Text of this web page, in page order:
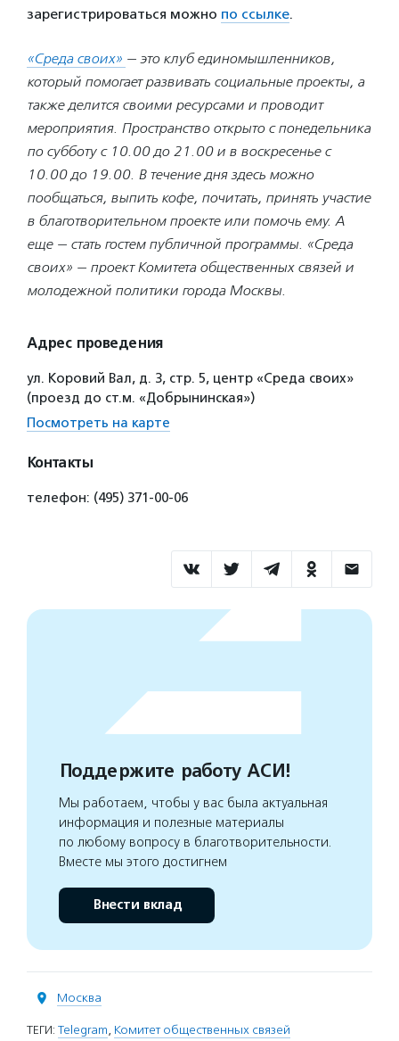
зарегистрироваться можно по ссылке.
«Среда своих» — это клуб единомышленников,
который помогает развивать социальные проекты, а
также делится своими ресурсами и проводит
мероприятия. Пространство открыто с понедельника
по субботу с 10.00 до 21.00 и в воскресенье с
10.00 до 19.00. В течение дня здесь можно
пообщаться, выпить кофе, почитать, принять участие
в благотворительном проекте или помочь ему. А
еще — стать гостем публичной программы. «Среда
своих» — проект Комитета общественных связей и
молодежной политики города Москвы.
Адрес проведения
ул. Коровий Вал, д. 3, стр. 5, центр «Среда своих»
(проезд до ст.м. «Добрынинская»)
Посмотреть на карте
Контакты
телефон: (495) 371-00-06
Поддержите работу АСИ!
Мы работаем, чтобы у вас была актуальная
информация и полезные материалы
по любому вопросу в благотворительности.
Вместе мы этого достигнем
Внести вклад
Москва
ТЕГИ: Telegram, Комитет общественных связей